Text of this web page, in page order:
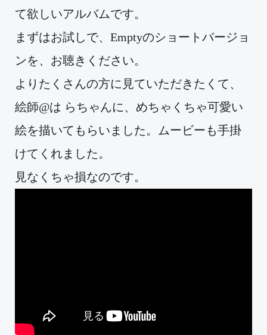
て欲しいアルバムです。
まずはお試しで、Emptyのショートバージョ
ンを、お聴きください。
よりたくさんの方に見ていただきたくて、
絵師@は らちゃんに、めちゃくちゃ可愛い
絵を描いてもらいました。ムービーも手掛
けてくれました。
見なくちゃ損なのです。